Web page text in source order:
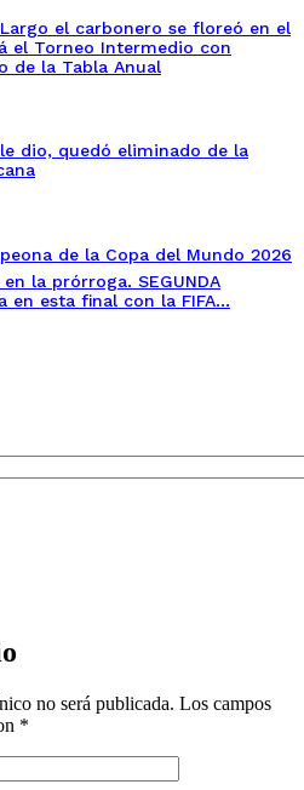
el carbonero se floreó en el
el Torneo Intermedio con
de la Tabla Anual
dio, quedó eliminado de la
de la Copa del Mundo 2026
la prórroga. SEGUNDA
en esta final con la FIFA…
no será publicada. Los campos
*